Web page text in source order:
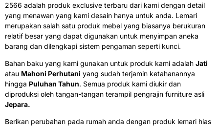
2566 adalah produk exclusive terbaru dari kami dengan detail
yang menawan yang kami desain hanya untuk anda. Lemari
merupakan salah satu produk mebel yang biasanya berukuran
relatif besar yang dapat digunakan untuk menyimpan aneka
barang dan dilengkapi sistem pengaman seperti kunci.
Bahan baku yang kami gunakan untuk produk kami adalah Jati
atau Mahoni Perhutani yang sudah terjamin ketahanannya
hingga Puluhan Tahun. Semua produk kami diukir dan
diproduksi oleh tangan-tangan terampil pengrajin furniture asli
Jepara.
Berikan perubahan pada rumah anda dengan produk lemari hias